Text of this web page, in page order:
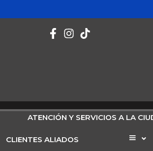
ATENCIÓN Y SERVICIOS A LA
CLIENTES ALIADOS